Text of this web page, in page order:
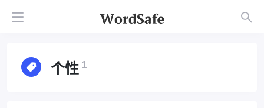
个性 1